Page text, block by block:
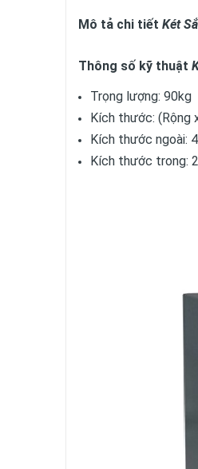
Mô tả chi tiết Két
Thông số kỹ thuật
Trọng lượng: 90kg
Kích thước: (Rộng
Kích thước ngoài:
Kích thước trong: